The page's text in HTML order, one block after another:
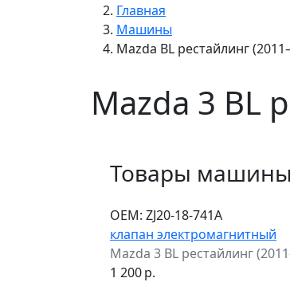
Главная
Машины
Mazda BL рестайлинг
Mazda 3 BL
Товары машины
ОЕМ: ZJ20-18-741A
клапан электромагнитный
Mazda 3 BL рестайлинг
1 200р.